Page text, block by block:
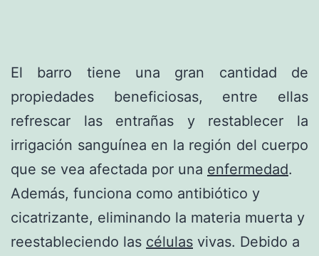
El barro tiene una gran cantidad de
propiedades beneficiosas, entre ellas
refrescar las entrañas y restablecer la
irrigación sanguínea en la región del cuerpo
que se vea afectada por una enfermedad.
Además, funciona como antibiótico y
cicatrizante, eliminando la materia muerta y
reestableciendo las células vivas. Debido a